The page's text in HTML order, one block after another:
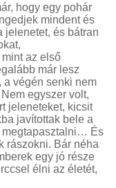
hogy egy pohár
mindent és
jelenetet, és bátran
az első
már lesz
a végén senki nem
egyszer volt,
jeleneteket, kicsit
javítottak bele a
megtapasztalni… És
rászokni. Bár néha
egy jó része
élni az életét,